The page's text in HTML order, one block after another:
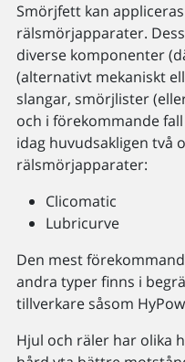
Smörjfett kan
rälsmörjapparater.
diverse komponenter
(alternativt mekaniskt
slangar, smörjlister
och i förekommande
idag huvudsakligen två
rälsmörjapparater:
Clicomatic
Lubricurve
Den mest
andra typer finns i
tillverkare såsom
Hjul och räler har olika